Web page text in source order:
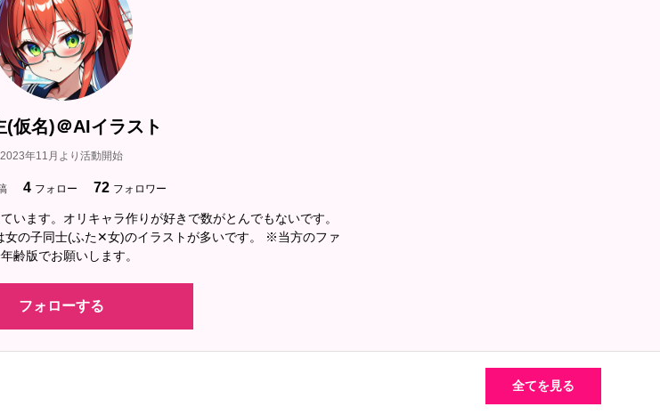
「それではまた後程。」
「無事女の子らしくなって良かったね。」
ール「良いのか？…まぁ本人同士の問題だが。」
「しっかり鞘に収まったんだから良いじゃない。」
(仮名)＠AIイラスト
2023年11月より活動開始
4 フォロー 72 フォロワー
います。オリキャラ作りが好きで数がとんでもないです。
女の子同士(ふた✕女)のイラストが多いです。 ※当方のファ
齢版でお願いします。
フォローする
全てを見る